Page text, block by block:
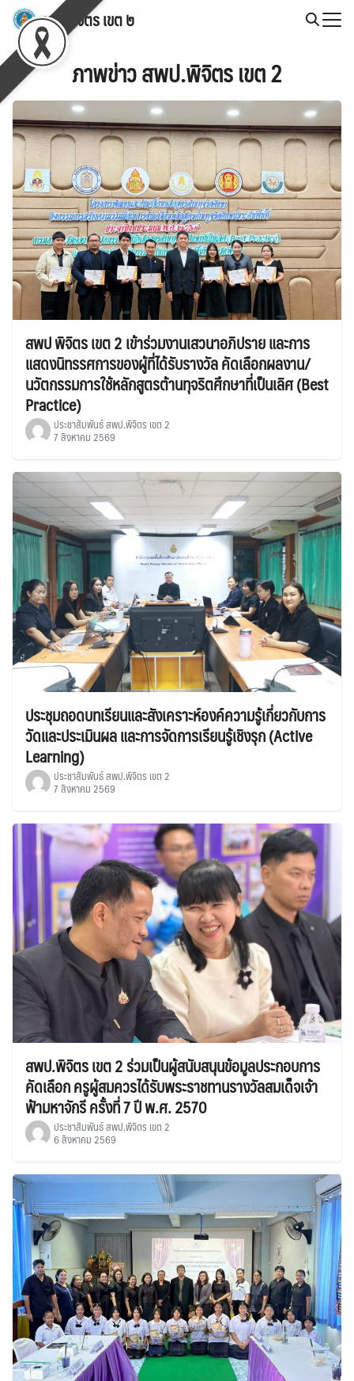
Skip
content
สพป.พิจิตร เขต ๒
Search
for: ภาพข่าว สพป.พิจิตร เขต 2
สพป พิจิตร เขต 2 เข้าร่วมงานเสวนาอภิปราย และการ
แสดงนิทรรศการของผู้ที่ได้รับรางวัล คัดเลือกผลงาน/
นวัตกรรมการใช้หลักสูตรต้านทุจริตศึกษาที่เป็นเลิศ (Best
Practice)
ประชาสัมพันธ์ สพป.พิจิตร เขต 2
7 สิงหาคม 2569
ประชุมถอดบทเรียนและสังเคราะห์องค์ความรู้เกี่ยวกับการ
วัดและประเมินผล และการจัดการเรียนรู้เชิงรุก (Active
Learning)
ประชาสัมพันธ์ สพป.พิจิตร เขต 2
7 สิงหาคม 2569
สพป.พิจิตร เขต 2 ร่วมเป็นผู้สนับสนุนข้อมูลประกอบการ
คัดเลือก ครูผู้สมควรได้รับพระราชทานรางวัลสมเด็จเจ้า
ฟ้ามหาจักรี ครั้งที่ 7 ปี พ.ศ. 2570
ประชาสัมพันธ์ สพป.พิจิตร เขต 2
6 สิงหาคม 2569